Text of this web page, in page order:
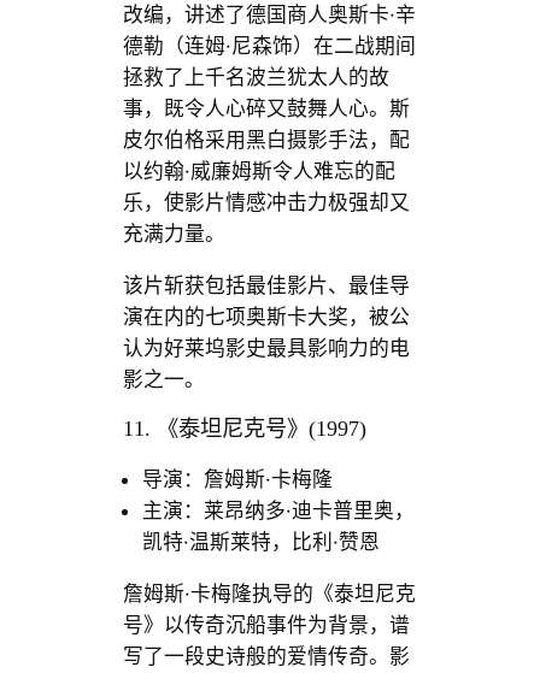
改编，讲述了德国商人奥斯卡·辛
德勒（连姆·尼森饰）在二战期间
拯救了上千名波兰犹太人的故
事，既令人心碎又鼓舞人心。斯
皮尔伯格采用黑白摄影手法，配
以约翰·威廉姆斯令人难忘的配
乐，使影片情感冲击力极强却又
充满力量。
该片斩获包括最佳影片、最佳导
演在内的七项奥斯卡大奖，被公
认为好莱坞影史最具影响力的电
影之一。
11. 《泰坦尼克号》(1997)
导演：詹姆斯·卡梅隆
主演：莱昂纳多·迪卡普里奥，
凯特·温斯莱特，比利·赞恩
詹姆斯·卡梅隆执导的《泰坦尼克
号》以传奇沉船事件为背景，谱
写了一段史诗般的爱情传奇。影